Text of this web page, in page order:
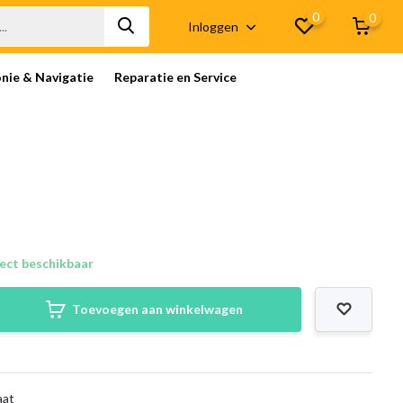
Inloggen
0 0
& Navigatie Reparatie en Service
beschikbaar
Toevoegen aan winkelwagen